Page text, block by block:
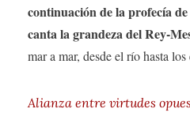
continuación de la profecía
canta la grandeza del Rey-
mar a mar, desde el río hasta
Alianza entre virtudes